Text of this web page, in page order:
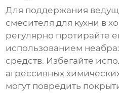
Для поддержания
смесителя для кухни в
регулярно протирайте
использованием
средств. Избегайте
агрессивных
могут повредить